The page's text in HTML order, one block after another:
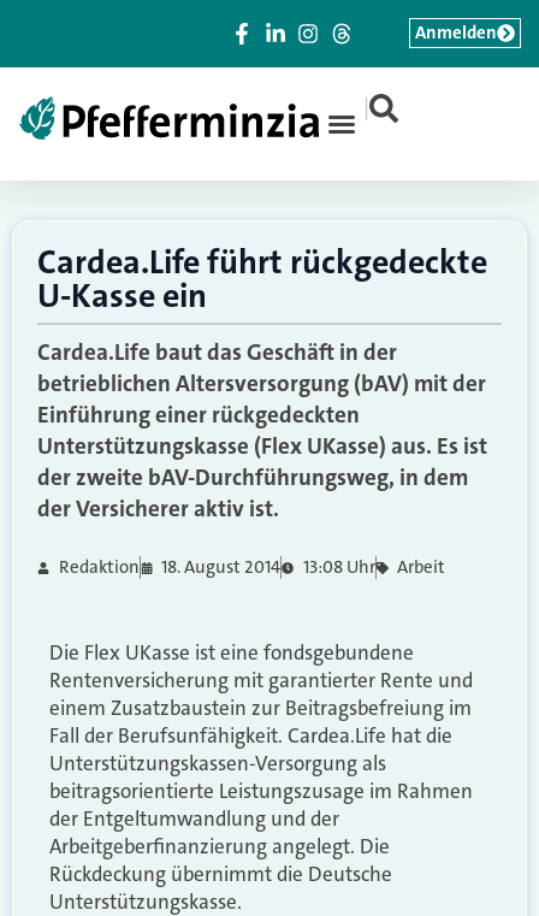
|
Anmelden
Cardea.Life führt rückgedeckte
U-Kasse ein
Cardea.Life baut das Geschäft in der
betrieblichen Altersversorgung (bAV) mit der
Einführung einer rückgedeckten
Unterstützungskasse (Flex UKasse) aus. Es ist
der zweite bAV-Durchführungsweg, in dem
der Versicherer aktiv ist.
Redaktion 18. August 2014 13:08 Uhr Arbeit
Die Flex UKasse ist eine fondsgebundene
Rentenversicherung mit garantierter Rente und
einem Zusatzbaustein zur Beitragsbefreiung im
Fall der Berufsunfähigkeit. Cardea.Life hat die
Unterstützungskassen-Versorgung als
beitragsorientierte Leistungszusage im Rahmen
der Entgeltumwandlung und der
Arbeitgeberfinanzierung angelegt. Die
Rückdeckung übernimmt die Deutsche
Unterstützungskasse.